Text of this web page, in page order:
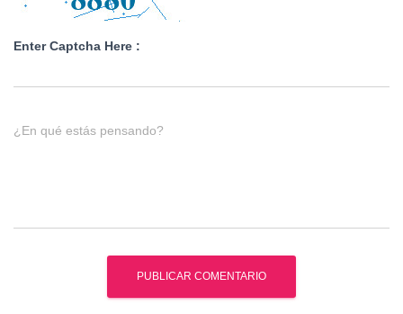
Enter Captcha Here :
¿En qué estás pensando?